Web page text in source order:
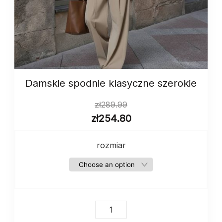
Damskie spodnie klasyczne szerokie
zł289.99
zł254.80
rozmiar
Damskie